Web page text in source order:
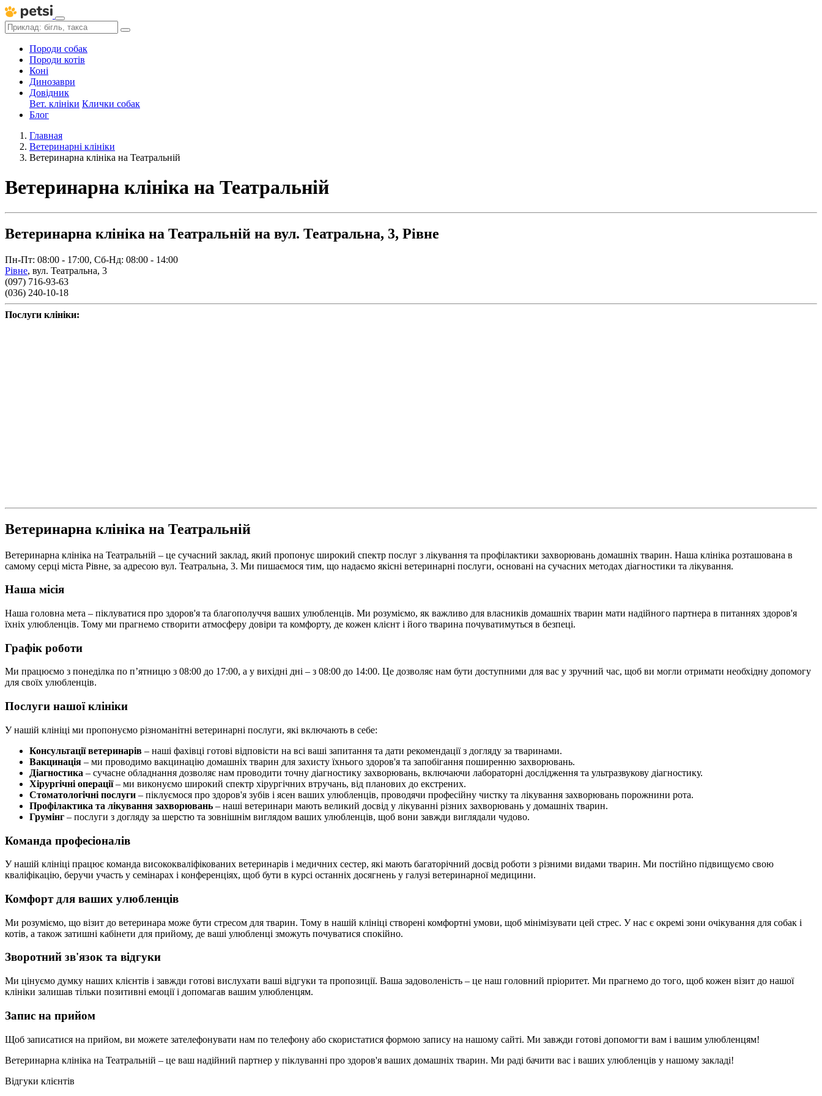
Породи собак
Породи котів
Коні
Динозаври
Довідник
Вет. клініки Клички собак
Блог
Главная
Ветеринарні клініки
Ветеринарна клініка на Театральній
Ветеринарна клініка на Театральній
Ветеринарна клініка на Театральній на вул. Театральна, 3, Рівне
Пн-Пт: 08:00 - 17:00, Сб-Нд: 08:00 - 14:00
Рівне, вул. Театральна, 3
(097) 716-93-63
(036) 240-10-18
Послуги клініки:
Ветеринарна клініка на Театральній
Ветеринарна клініка на Театральній – це сучасний заклад, який пропонує широкий спектр послуг з лікування та профілактики захворювань домашніх тварин. Наша клініка розташована в
самому серці міста Рівне, за адресою вул. Театральна, 3. Ми пишаємося тим, що надаємо якісні ветеринарні послуги, основані на сучасних методах діагностики та лікування.
Наша місія
Наша головна мета – піклуватися про здоров'я та благополуччя ваших улюбленців. Ми розуміємо, як важливо для власників домашніх тварин мати надійного партнера в питаннях здоров'я
їхніх улюбленців. Тому ми прагнемо створити атмосферу довіри та комфорту, де кожен клієнт і його тварина почуватимуться в безпеці.
Графік роботи
Ми працюємо з понеділка по п’ятницю з 08:00 до 17:00, а у вихідні дні – з 08:00 до 14:00. Це дозволяє нам бути доступними для вас у зручний час, щоб ви могли отримати необхідну допомогу
для своїх улюбленців.
Послуги нашої клініки
У нашій клініці ми пропонуємо різноманітні ветеринарні послуги, які включають в себе:
Консультації ветеринарів – наші фахівці готові відповісти на всі ваші запитання та дати рекомендації з догляду за тваринами.
Вакцинація – ми проводимо вакцинацію домашніх тварин для захисту їхнього здоров'я та запобігання поширенню захворювань.
Діагностика – сучасне обладнання дозволяє нам проводити точну діагностику захворювань, включаючи лабораторні дослідження та ультразвукову діагностику.
Хірургічні операції– ми виконуємо широкий спектр хірургічних втручань, від планових до екстрених.
Стоматологічні послуги – піклуємося про здоров'я зубів і ясен ваших улюбленців, проводячи професійну чистку та лікування захворювань порожнини рота.
Профілактика та лікування захворювань – наші ветеринари мають великий досвід у лікуванні різних захворювань у домашніх тварин.
Грумінг – послуги з догляду за шерстю та зовнішнім виглядом ваших улюбленців, щоб вони завжди виглядали чудово.
Команда професіоналів
У нашій клініці працює команда висококваліфікованих ветеринарів і медичних сестер, які мають багаторічний досвід роботи з різними видами тварин. Ми постійно підвищуємо свою
кваліфікацію, беручи участь у семінарах і конференціях, щоб бути в курсі останніх досягнень у галузі ветеринарної медицини.
Комфорт для ваших улюбленців
Ми розуміємо, що візит до ветеринара може бути стресом для тварин. Тому в нашій клініці створені комфортні умови, щоб мінімізувати цей стрес. У нас є окремі зони очікування для собак і
котів, а також затишні кабінети для прийому, де ваші улюбленці зможуть почуватися спокійно.
Зворотний зв'язок та відгуки
Ми цінуємо думку наших клієнтів і завжди готові вислухати ваші відгуки та пропозиції. Ваша задоволеність – це наш головний пріоритет. Ми прагнемо до того, щоб кожен візит до нашої
клініки залишав тільки позитивні емоції і допомагав вашим улюбленцям.
Запис на прийом
Щоб записатися на прийом, ви можете зателефонувати нам по телефону або скористатися формою запису на нашому сайті. Ми завжди готові допомогти вам і вашим улюбленцям!
Ветеринарна клініка на Театральній – це ваш надійний партнер у піклуванні про здоров'я ваших домашніх тварин. Ми раді бачити вас і ваших улюбленців у нашому закладі!
Відгуки клієнтів